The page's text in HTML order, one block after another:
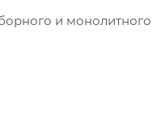
и монолитного